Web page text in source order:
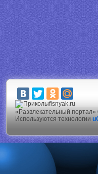
fisnyak.ru
«Развлекательный
Используются технологии